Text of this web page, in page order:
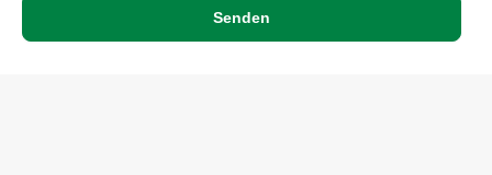
Senden